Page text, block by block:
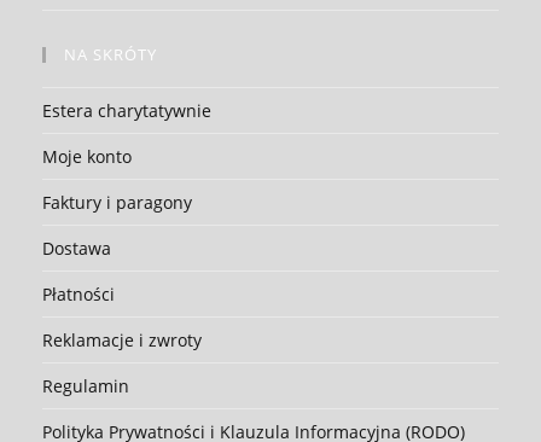
NA SKRÓTY
Estera charytatywnie
Moje konto
Faktury i paragony
Dostawa
Płatności
Reklamacje i zwroty
Regulamin
Polityka Prywatności i Klauzula Informacyjna (RODO)